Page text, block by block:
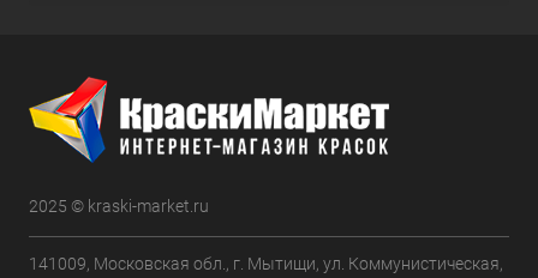
2025 © kraski-market.ru
141009, Московская обл., г. Мытищи, ул. Коммунистическая,